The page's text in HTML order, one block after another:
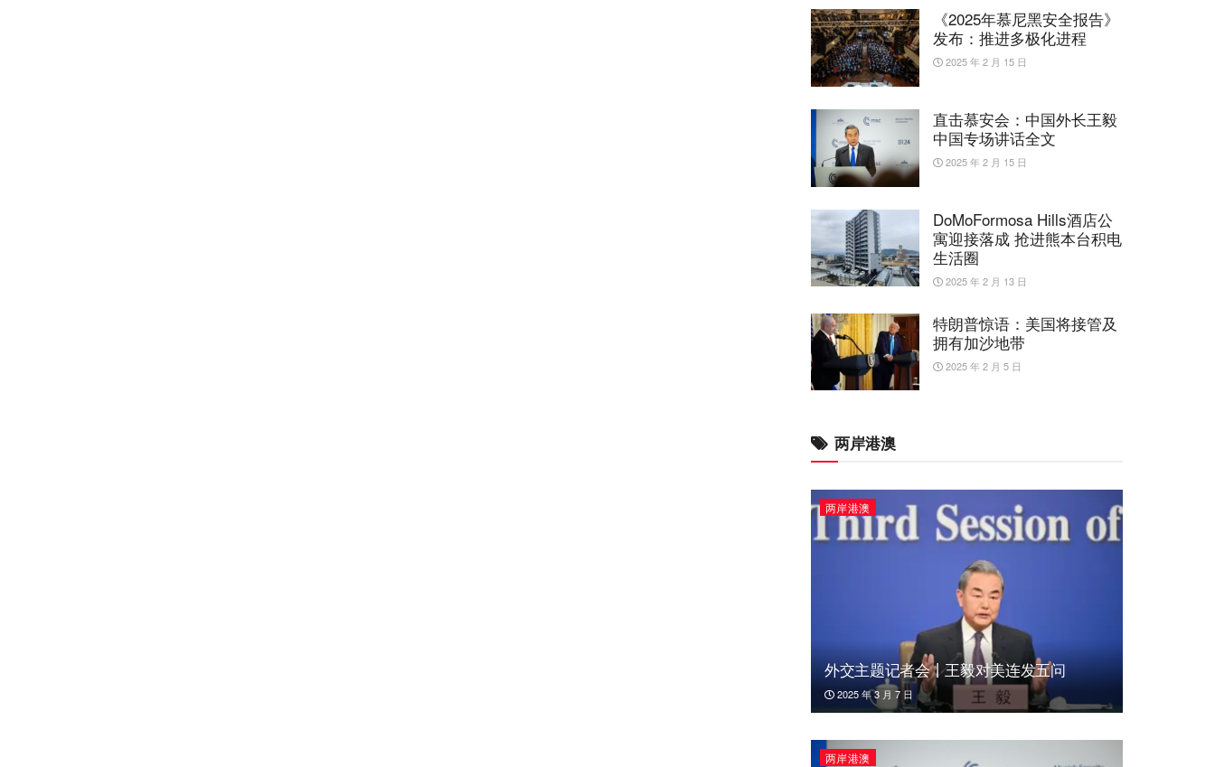
《2025年慕尼黑安全报告》
发布：推进多极化进程
2025 年 2 月 15 日
直击慕安会：中国外长王毅
中国专场讲话全文
2025 年 2 月 15 日
DoMoFormosa Hills酒店公
寓迎接落成 抢进熊本台积电
生活圈
2025 年 2 月 13 日
特朗普惊语：美国将接管及
拥有加沙地带
2025 年 2 月 5 日
两岸港澳
两岸港澳
外交主题记者会丨王毅对美连发五问
2025 年 3 月 7 日
两岸港澳